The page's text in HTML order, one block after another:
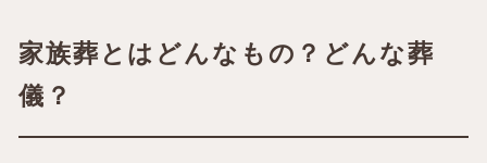
家族葬とはどんなもの？どんな葬
儀？